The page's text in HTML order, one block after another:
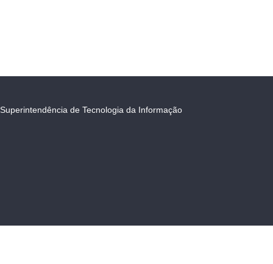
Superintendência de Tecnologia da Informação